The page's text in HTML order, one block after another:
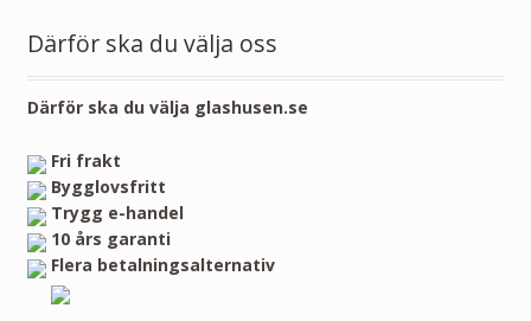
Därför ska du välja oss
Därför ska du välja glashusen.se
Fri frakt
Bygglovsfritt
Trygg e-handel
10 års garanti
Flera betalningsalternativ